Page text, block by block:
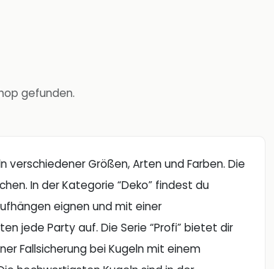
gefunden.
Größen, Arten und Farben. Die
In der Kategorie “Deko” findest du
eignen und mit einer
jede Party auf. Die Serie “Profi” bietet dir
Fallsicherung bei Kugeln mit einem